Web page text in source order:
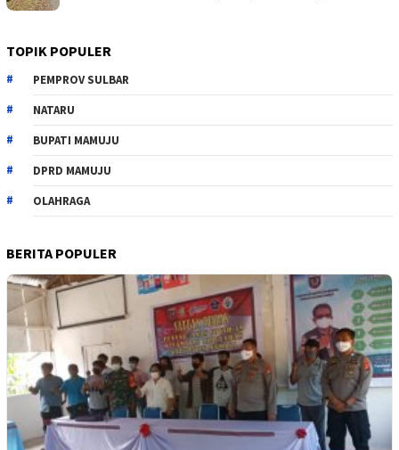
TOPIK POPULER
PEMPROV SULBAR
NATARU
BUPATI MAMUJU
DPRD MAMUJU
OLAHRAGA
BERITA POPULER